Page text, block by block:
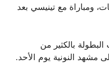
ومباراة مع تينيسي بعد
بالكثير من
مشهد النونية يوم الأحد.